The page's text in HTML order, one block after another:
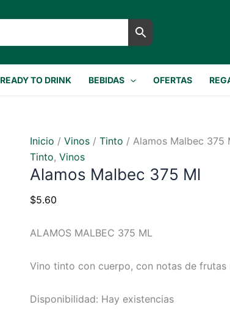
READY TO DRINK BEBIDAS OFERTAS
Inicio / Vinos / Tinto / Alamos Malbec 375
Tinto, Vinos
Alamos Malbec 375 Ml
$5.60
ALAMOS MALBEC 375 ML
Vino tinto con cuerpo, con notas de frutas
Disponibilidad: Hay existencias